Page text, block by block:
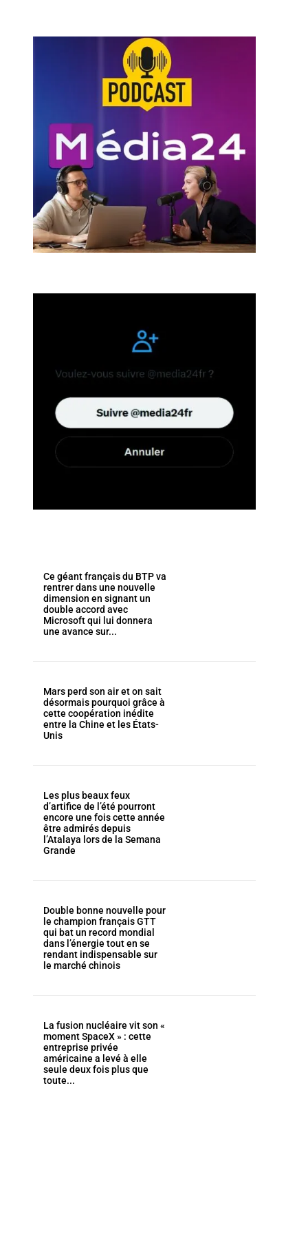
Ce géant français du BTP va
rentrer dans une nouvelle
dimension en signant un
double accord avec
Microsoft qui lui donnera
une avance sur...
Mars perd son air et on sait
désormais pourquoi grâce à
cette coopération inédite
entre la Chine et les États-
Unis
Les plus beaux feux
d’artifice de l’été pourront
encore une fois cette année
être admirés depuis
l’Atalaya lors de la Semana
Grande
Double bonne nouvelle pour
le champion français GTT
qui bat un record mondial
dans l’énergie tout en se
rendant indispensable sur
le marché chinois
La fusion nucléaire vit son «
moment SpaceX » : cette
entreprise privée
américaine a levé à elle
seule deux fois plus que
toute...